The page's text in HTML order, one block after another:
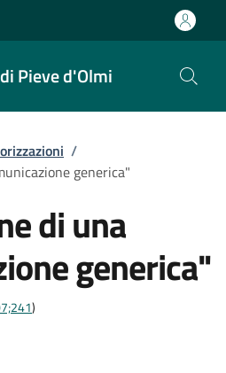
Pieve d'Olmi
/
generica"
di una
generica"
)